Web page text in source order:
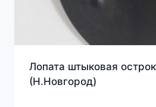
Лопата штыковая
(Н.Новгород)